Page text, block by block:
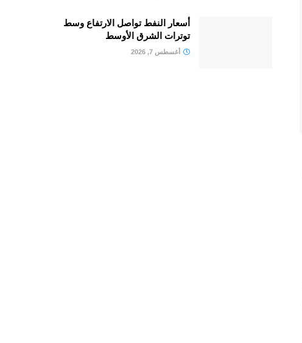
أسعار النفط تواصل الارتفاع وسط
توترات الشرق الأوسط
أغسطس 7, 2026